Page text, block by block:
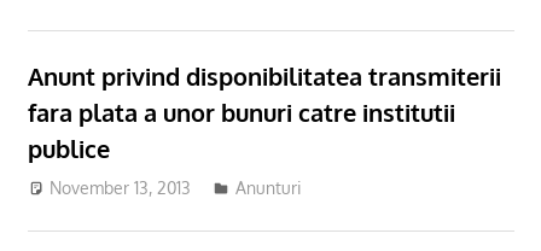
Anunt privind disponibilitatea transmiterii
fara plata a unor bunuri catre institutii
publice
November 13, 2013 Anunturi